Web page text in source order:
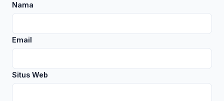
Nama
Email
Situs Web